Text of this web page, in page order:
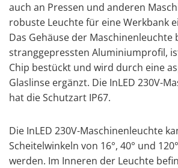
auch an Pressen und anderen
robuste Leuchte für eine Werkbank
Das Gehäuse der Maschinenleuchte
stranggepressten Aluminiumprofil,
Chip bestückt und wird durch eine
Glaslinse ergänzt. Die InLED 230V-
hat die Schutzart IP67.
Die InLED 230V-Maschinenleuchte
Scheitelwinkeln von 16°, 40° und
werden. Im Inneren der Leuchte